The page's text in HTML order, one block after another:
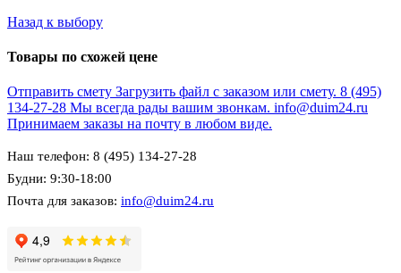
Назад к выбору
Товары по схожей цене
Отправить смету Загрузить файл с заказом или смету. 8 (495)
134-27-28 Мы всегда рады вашим звонкам. info@duim24.ru
Принимаем заказы на почту в любом виде.
Наш телефон: 8 (495) 134-27-28
Будни: 9:30-18:00
Почта для заказов: info@duim24.ru